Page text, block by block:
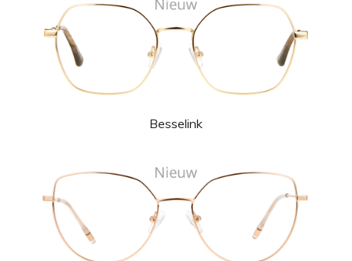
Besselink